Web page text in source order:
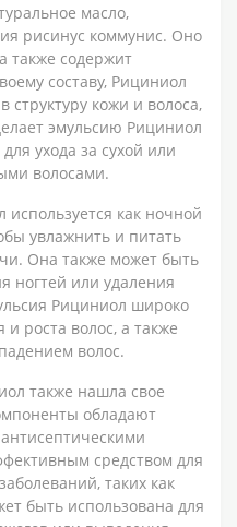
масло,
рисинус коммунис. Оно
также содержит
составу, Рициниол
структуру кожи и волоса,
эмульсию Рициниол
ухода за сухой или
волосами.
как ночной
увлажнить и питать
Она также может быть
ногтей или удаления
Рициниол широко
роста волос, а также
волос.
также нашла свое
обладают
средством для
таких как
быть использована для